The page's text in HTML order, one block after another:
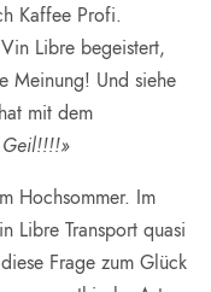
Kaffee Profi.
Libre begeistert,
Meinung! Und siehe
mit dem
Hochsommer. Im
Libre Transport quasi
Frage zum Glück